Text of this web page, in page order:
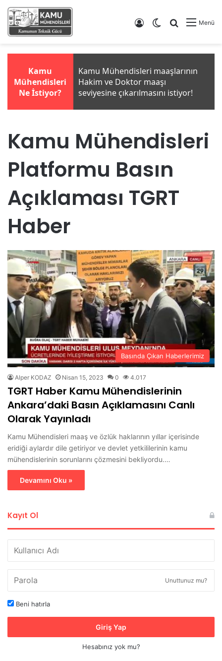
Menü
Arama yap
Dış görünümü
Giriş Yap
Kamu Mühendisleri
Platformu Basın
Açıklaması TGRT
Haber
Basında Çıkan Haberlerimiz
Alper KODAZ Nisan 15, 2023 0 4.017
TGRT Haber Kamu Mühendislerinin
Ankara’daki Basın Açıklamasını Canlı
Olarak Yayınladı
Kamu Mühendisleri maaş ve özlük haklarının yıllar içerisinde
eridiği aylardır dile getiriyor ve devlet yetkililerinin kamu
mühendislerinin sorunlarını çözmesini bekliyordu.…
Devamını Oku »
Kayıt Ol
Unuttunuz mu?
Beni hatırla
Giriş Yap
Hesabınız yok mu?